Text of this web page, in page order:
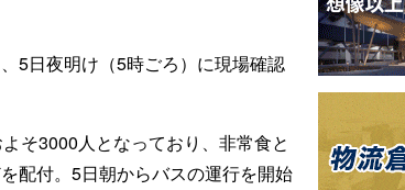
5日夜明け（5時ごろ）に現場確認
そ3000人となっており、非常食と
配付。5日朝からバスの運行を開始